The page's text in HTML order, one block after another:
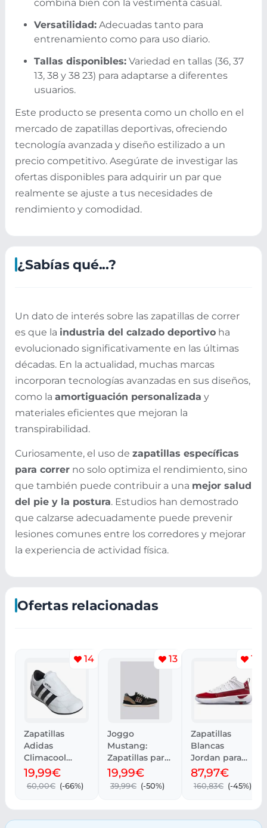
combina bien con la vestimenta casual.
Versatilidad: Adecuadas tanto para
entrenamiento como para uso diario.
Tallas disponibles: Variedad en tallas (36, 37
13, 38 y 38 23) para adaptarse a diferentes
usuarios.
Este producto se presenta como un chollo en el
mercado de zapatillas deportivas, ofreciendo
tecnología avanzada y diseño estilizado a un
precio competitivo. Asegúrate de investigar las
ofertas disponibles para adquirir un par que
realmente se ajuste a tus necesidades de
rendimiento y comodidad.
¿Sabías qué...?
Un dato de interés sobre las zapatillas de correr
es que la industria del calzado deportivo ha
evolucionado significativamente en las últimas
décadas. En la actualidad, muchas marcas
incorporan tecnologías avanzadas en sus diseños,
como la amortiguación personalizada y
materiales eficientes que mejoran la
transpirabilidad.
Curiosamente, el uso de zapatillas específicas
para correr no solo optimiza el rendimiento, sino
que también puede contribuir a una mejor salud
del pie y la postura. Estudios han demostrado
que calzarse adecuadamente puede prevenir
lesiones comunes entre los corredores y mejorar
la experiencia de actividad física.
Ofertas relacionadas
14
Zapatillas
Adidas
Climacool
Twistknit -
Blanco y
Negro Tallas
19,99€
60,00€ (-66%)
13
Joggo
Mustang:
Zapatillas para
hombre, tallas
40-45
19,99€
39,99€ (-50%)
10
Zapatillas
Blancas
Jordan para
Hombre
87,97€
160,83€ (-45%)